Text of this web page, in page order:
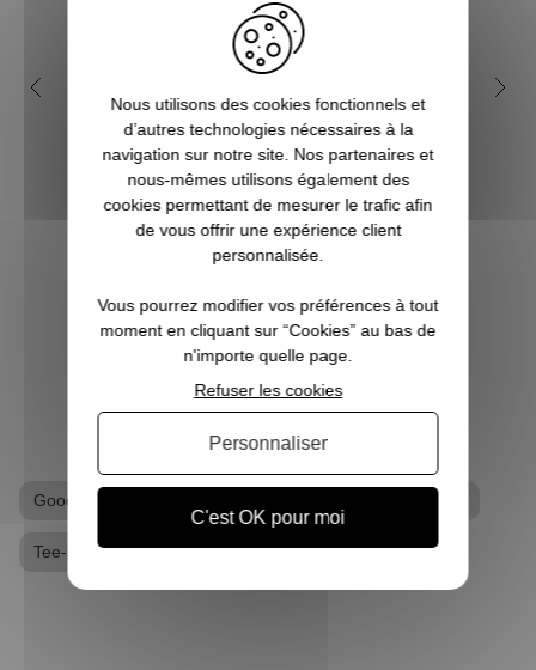
Qui sont les super-héros de
l'univers Marvel ?
Depuis de nombreuses années, l'on
assiste à la sortie de beaucoup de films
mettant en scène des super héros et effets
spéciaux insoupçonnables et
inimaginables. Et bien souvent, les budgets
Souve...
5
Goodies Deadpool
Tee-shirt Deadpool
Nous utilisons des cookies fonctionnels et
d’autres technologies nécessaires à la
navigation sur notre site. Nos partenaires et
nous-mêmes utilisons également des
cookies permettant de mesurer le trafic afin
de vous offrir une expérience client
personnalisée.
Vous pourrez modifier vos préférences à tout
moment en cliquant sur “Cookies” au bas de
n'importe quelle page.
C'est OK pour moi
Refuser les cookies
Personnaliser